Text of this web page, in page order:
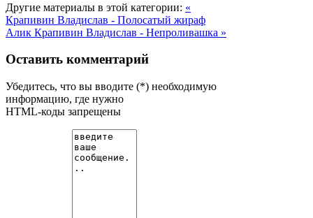
Другие материалы в этой категории: «
Крапивин Владислав - Полосатый жираф
Алик Крапивин Владислав - Непроливашка »
Оставить комментарий
Убедитесь, что вы вводите (*) необходимую
информацию, где нужно
HTML-коды запрещены